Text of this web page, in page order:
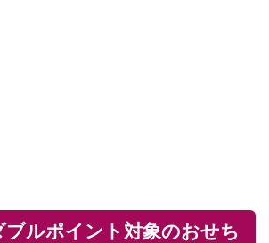
ルポイント対象のおせち